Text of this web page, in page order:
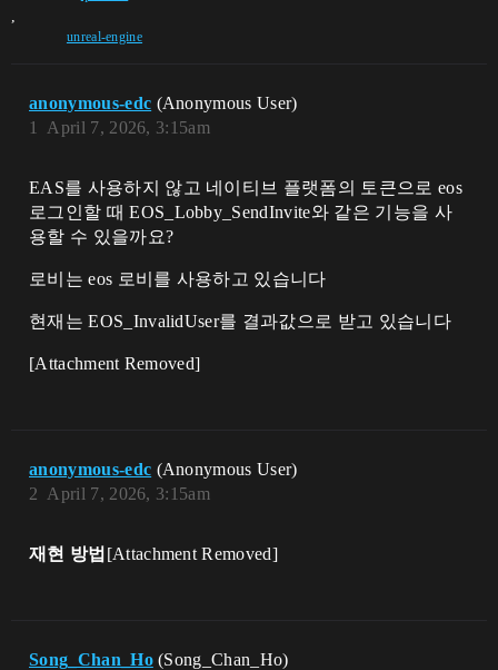
,
unreal-engine
anonymous-edc (Anonymous User)
April 7, 2026, 3:15am
1
EAS를 사용하지 않고 네이티브 플랫폼의 토큰으로 eos
로그인할 때 EOS_Lobby_SendInvite와 같은 기능을 사
용할 수 있을까요?
로비는 eos 로비를 사용하고 있습니다
현재는 EOS_InvalidUser를 결과값으로 받고 있습니다
[Attachment Removed]
anonymous-edc (Anonymous User)
April 7, 2026, 3:15am
2
재현 방법 [Attachment Removed]
Song_Chan_Ho (Song_Chan_Ho)